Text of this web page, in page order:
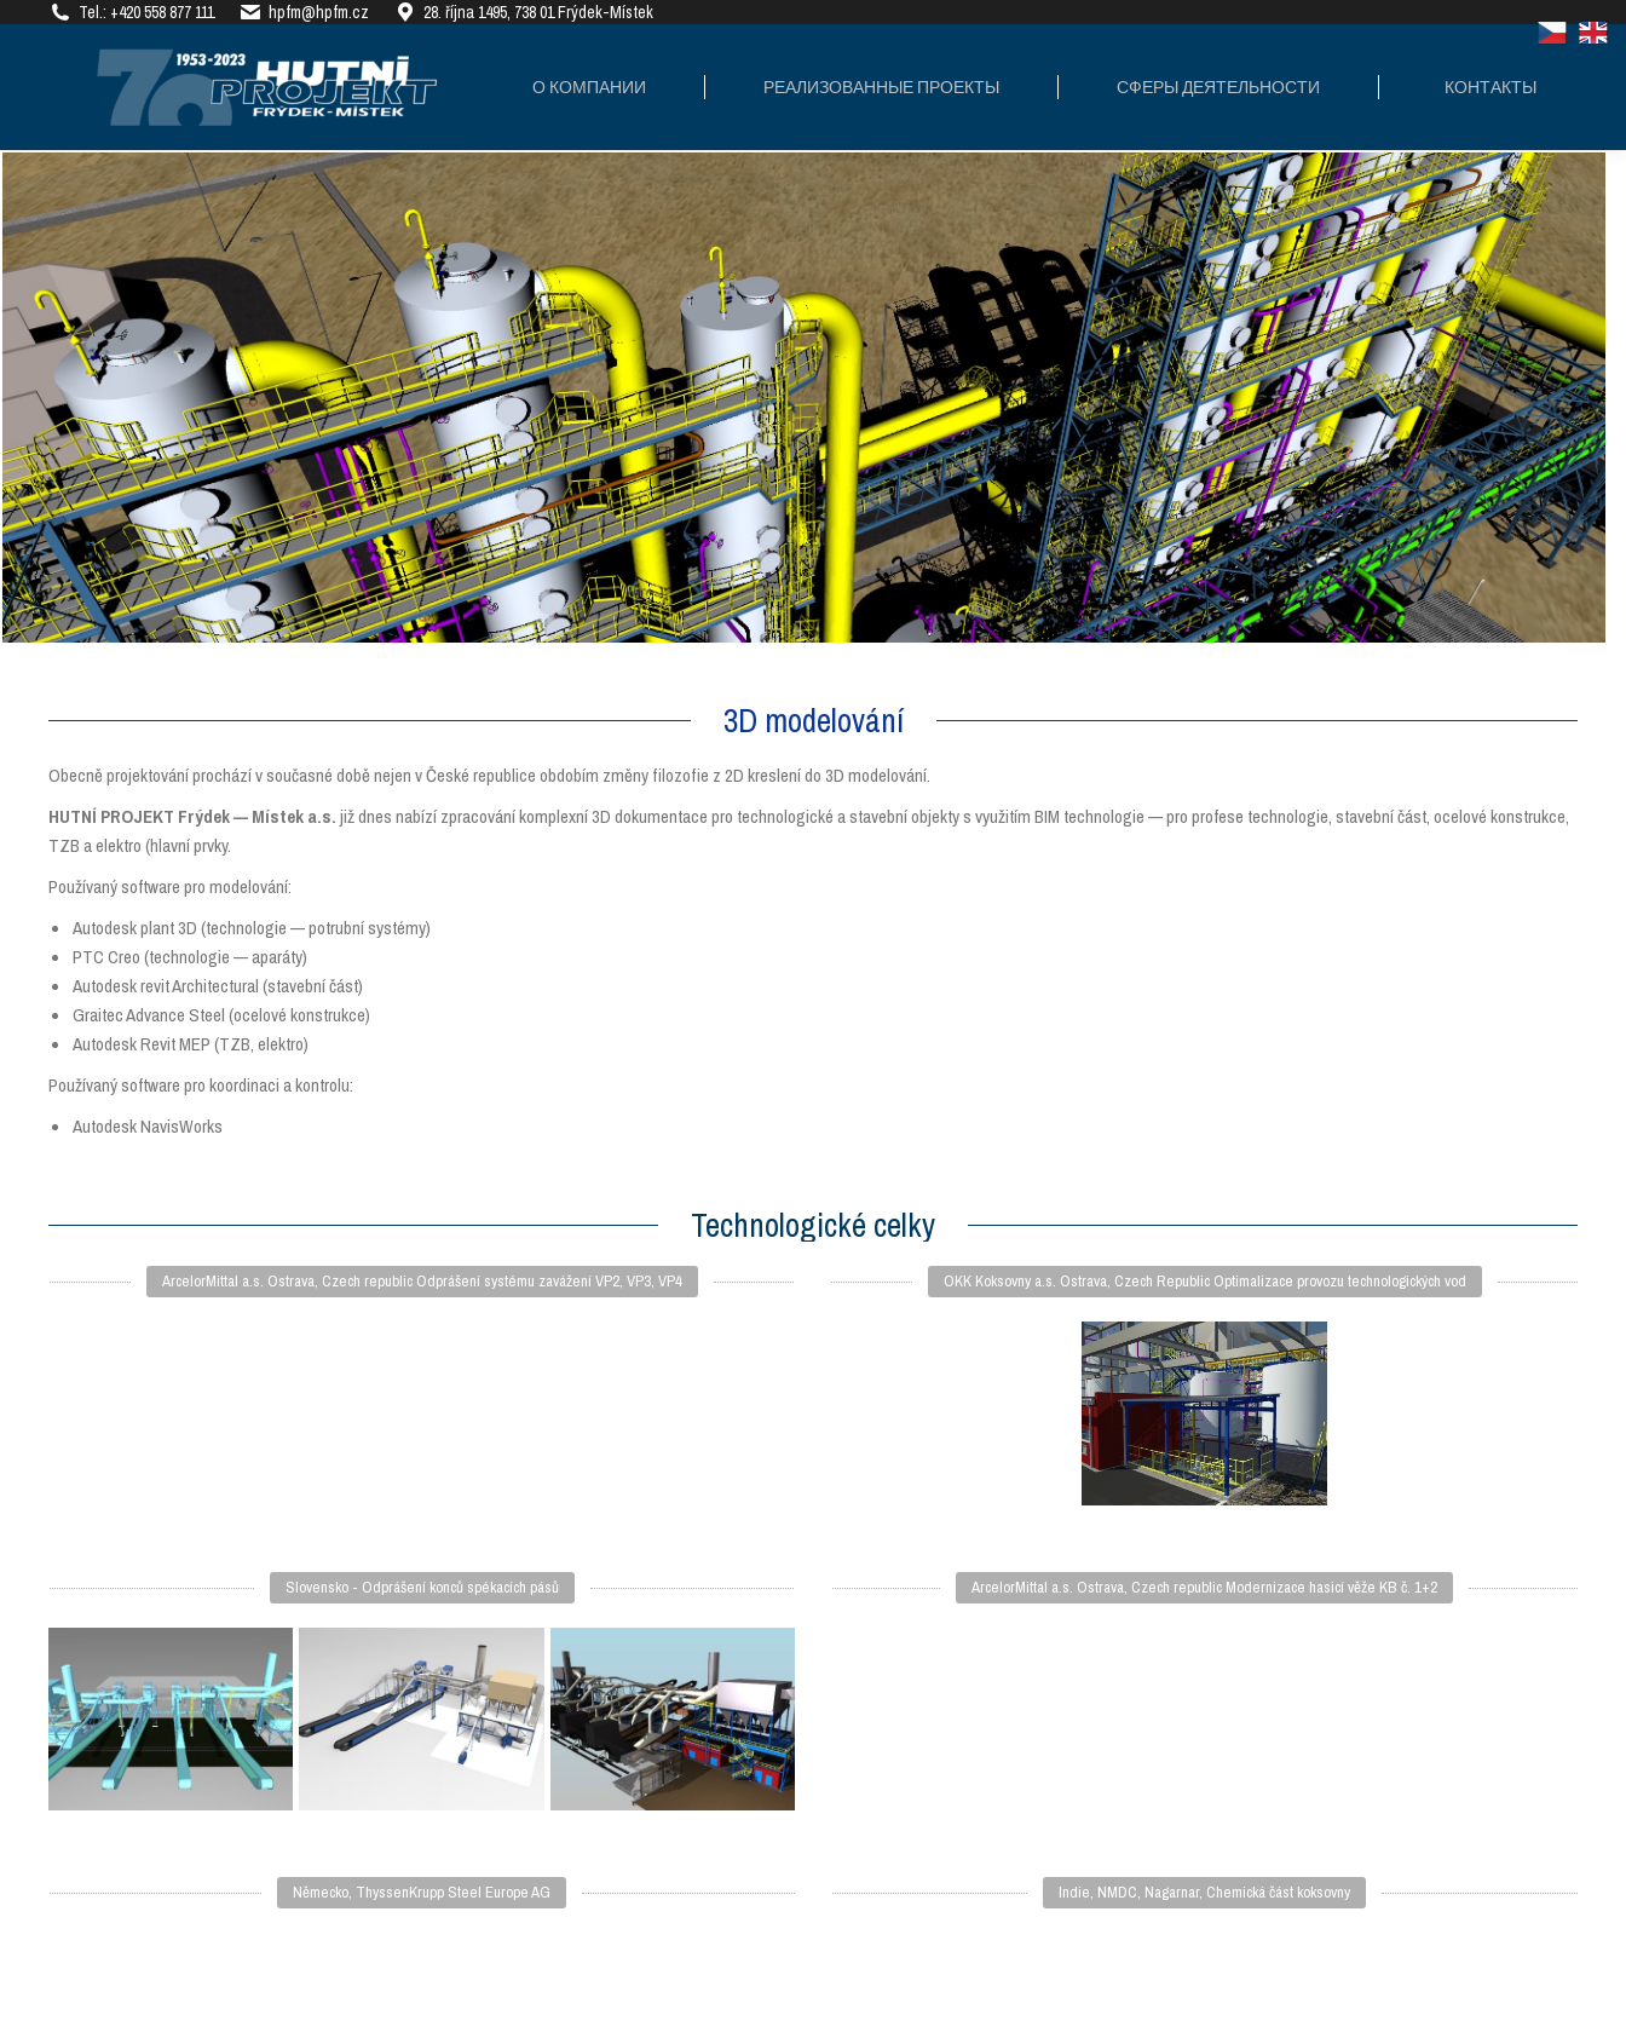
Tel.: +420 558 877 111 hpfm@hpfm.cz 28. října 1495, 738 01 Frýdek-Místek
О КОМПАНИИ РЕАЛИЗОВАННЫЕ ПРОЕКТЫ СФЕРЫ ДЕЯТЕЛЬНОСТИ КОНТАКТЫ
3D modelování
Obecně projektování prochází v současné době nejen v České republice obdobím změny filozofie z 2D kreslení do 3D modelování.
HUTNÍ PROJEKT Frýdek — Místek a.s.již dnes nabízí zpracování komplexní 3D dokumentace pro technologické a stavební objekty s využitím BIM technologie — pro profese technologie, stavební část, ocelové konstrukce,
TZB a elektro (hlavní prvky.
Používaný software pro modelování:
Autodesk plant 3D (technologie — potrubní systémy)
PTC Creo (technologie — aparáty)
Autodesk revit Architectural (stavební část)
Graitec Advance Steel (ocelové konstrukce)
Autodesk Revit MEP (TZB, elektro)
Používaný software pro koordinaci a kontrolu:
Autodesk NavisWorks
Technologické celky
ArcelorMittal a.s. Ostrava, Czech republic Odprášení systému zavážení VP2, VP3, VP4 OKK Koksovny a.s. Ostrava, Czech Republic Optimalizace provozu technologických vod
Slovensko - Odprášení konců spékacích pásů ArcelorMittal a.s. Ostrava, Czech republic Modernizace hasicí věže KB č. 1+2
Německo, ThyssenKrupp Steel Europe AG Indie, NMDC, Nagarnar, Chemická část koksovny